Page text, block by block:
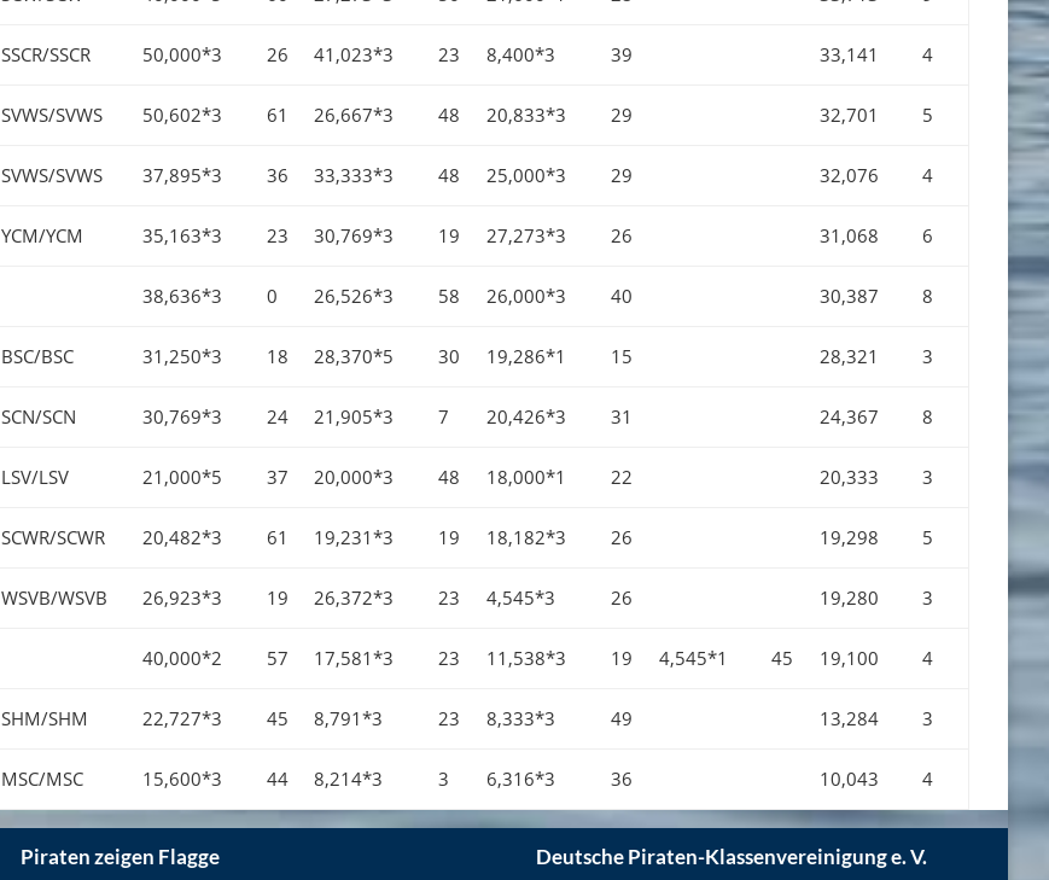
SSCR/SSCR 50,000*3 26 41,023*3 23 8,400*3 39 33,141 4
SVWS/SVWS 50,602*3 61 26,667*3 48 20,833*3 29 32,701 5
SVWS/SVWS 37,895*3 36 33,333*3 48 25,000*3 29 32,076 4
YCM/YCM 35,163*3 23 30,769*3 19 27,273*3 26 31,068 6
38,636*3 0 26,526*3 58 26,000*3 40 30,387 8
BSC/BSC 31,250*3 18 28,370*5 30 19,286*1 15 28,321 3
SCN/SCN 30,769*3 24 21,905*3 7 20,426*3 31 24,367 8
LSV/LSV 21,000*5 37 20,000*3 48 18,000*1 22 20,333 3
SCWR/SCWR 20,482*3 61 19,231*3 19 18,182*3 26 19,298 5
WSVB/WSVB 26,923*3 19 26,372*3 23 4,545*3 26 19,280 3
40,000*2 57 17,581*3 23 11,538*3 19 4,545*1 45 19,100 4
SHM/SHM 22,727*3 45 8,791*3 23 8,333*3 49 13,284 3
MSC/MSC 15,600*3 44 8,214*3 3 6,316*3 36 10,043 4
Piraten zeigen Flagge Deutsche Piraten-Klassenvereinigung e. V.